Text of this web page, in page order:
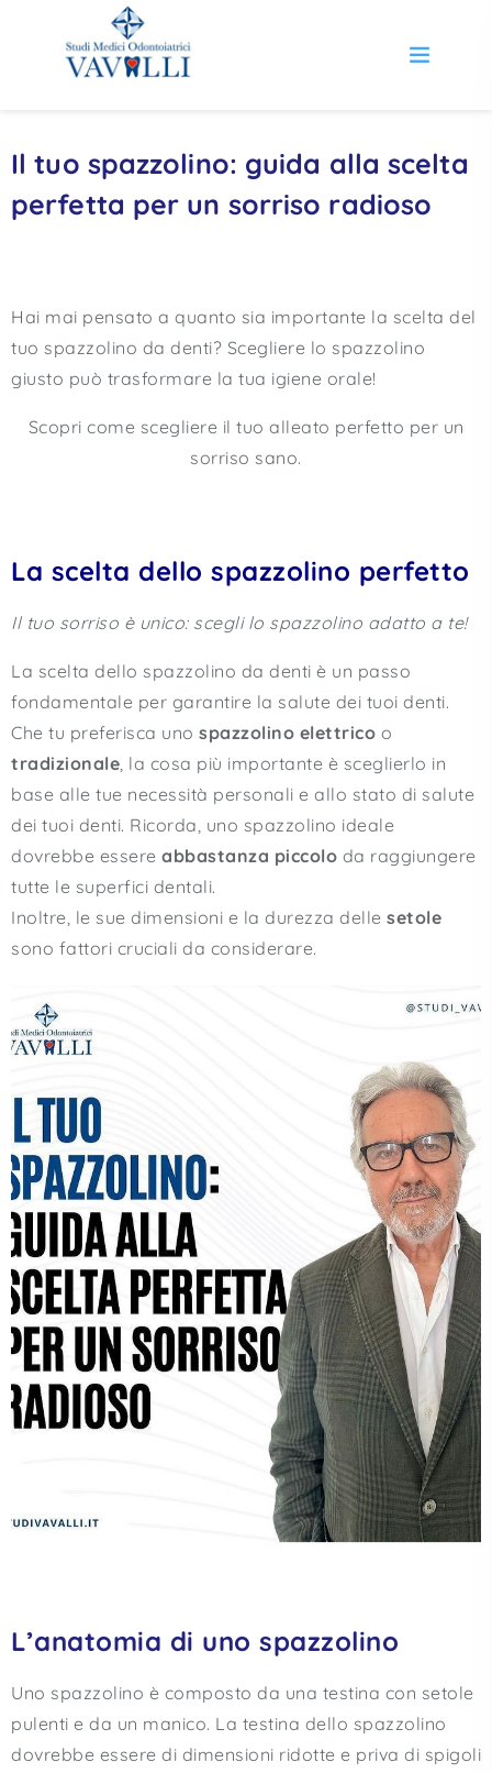
Il tuo spazzolino: guida alla scelta
perfetta per un sorriso radioso
Hai mai pensato a quanto sia importante la scelta del
tuo spazzolino da denti? Scegliere lo spazzolino
giusto può trasformare la tua igiene orale!
Scopri come scegliere il tuo alleato perfetto per un
sorriso sano.
La scelta dello spazzolino perfetto
Il tuo sorriso è unico: scegli lo spazzolino adatto a te!
La scelta dello spazzolino da denti è un passo
fondamentale per garantire la salute dei tuoi denti.
Che tu preferisca uno spazzolino elettrico o
tradizionale, la cosa più importante è sceglierlo in
base alle tue necessità personali e allo stato di salute
dei tuoi denti. Ricorda, uno spazzolino ideale
dovrebbe essere abbastanza piccolo da raggiungere
tutte le superfici dentali.
Inoltre, le sue dimensioni e la durezza delle setole
sono fattori cruciali da considerare.
L’anatomia di uno spazzolino
Uno spazzolino è composto da una testina con setole
pulenti e da un manico. La testina dello spazzolino
dovrebbe essere di dimensioni ridotte e priva di spigoli